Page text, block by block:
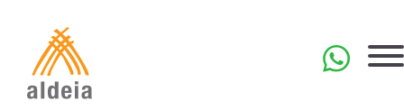
content